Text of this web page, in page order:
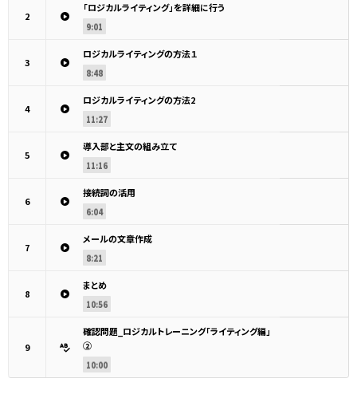
2
「ロジカルライティング」を詳細に行う
9:01
3
ロジカルライティングの方法１
8:48
4
ロジカルライティングの方法2
11:27
5
導入部と主文の組み立て
11:16
6
接続詞の活用
6:04
7
メールの文章作成
8:21
8
まとめ
10:56
9
確認問題_ロジカルトレーニング「ライティング編」
②
10:00